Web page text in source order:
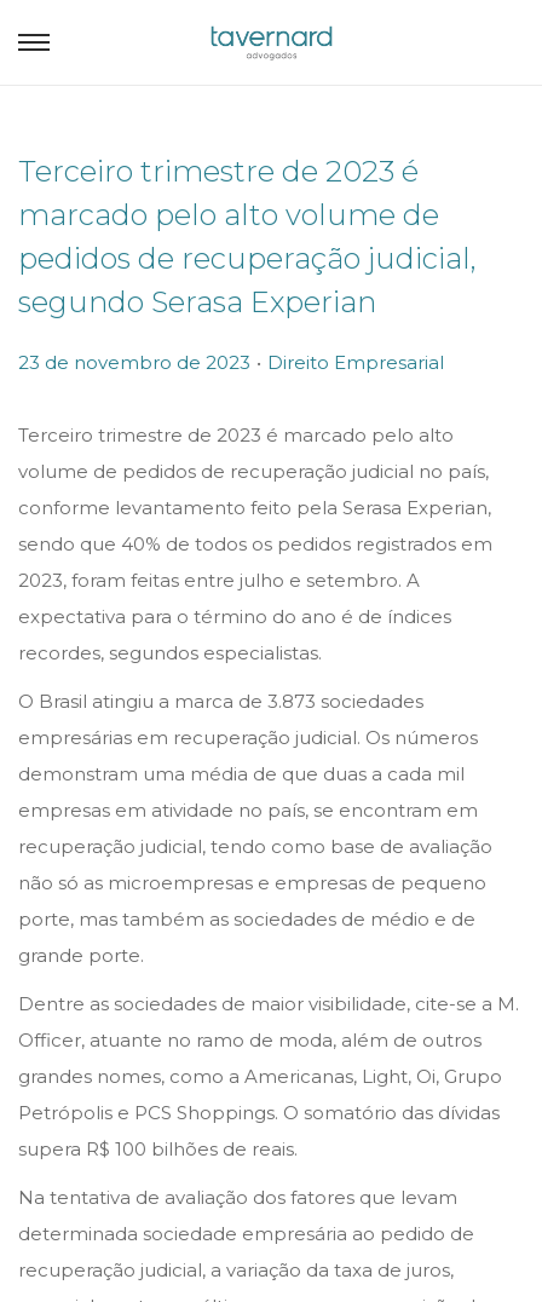
Terceiro trimestre de 2023 é
marcado pelo alto volume de
pedidos de recuperação judicial,
segundo Serasa Experian
P
s
t
e
d
o
n
23 de novembro de 2023 . P
s
t
e
d
i
n
Direito Empresarial
Terceiro trimestre de 2023 é marcado pelo alto
volume de pedidos de recuperação judicial no país,
conforme levantamento feito pela Serasa Experian,
sendo que 40% de todos os pedidos registrados em
2023, foram feitas entre julho e setembro. A
expectativa para o término do ano é de índices
recordes, segundos especialistas.
O Brasil atingiu a marca de 3.873 sociedades
empresárias em recuperação judicial. Os números
demonstram uma média de que duas a cada mil
empresas em atividade no país, se encontram em
recuperação judicial, tendo como base de avaliação
não só as microempresas e empresas de pequeno
porte, mas também as sociedades de médio e de
grande porte.
Dentre as sociedades de maior visibilidade, cite-se a M.
Officer, atuante no ramo de moda, além de outros
grandes nomes, como a Americanas, Light, Oi, Grupo
Petrópolis e PCS Shoppings. O somatório das dívidas
supera R$ 100 bilhões de reais.
Na tentativa de avaliação dos fatores que levam
determinada sociedade empresária ao pedido de
recuperação judicial, a variação da taxa de juros,